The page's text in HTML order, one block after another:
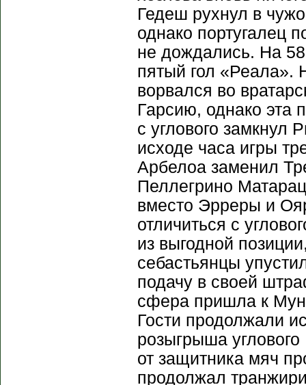
Гедеш рухнул в
однако португалец
не дождались. На
пятый гол «Реала».
ворвался во
Гарсию, однако эта
с углового замкнул
исходе часа игры
Арбелоа заменил
Пеллегрино
вместо Эрреры и
отличиться с
из выгодной
себастьянцы
подачу в своей
сфера пришла к
Гости продолжали
розыгрыша
от защитника мяч
продолжал